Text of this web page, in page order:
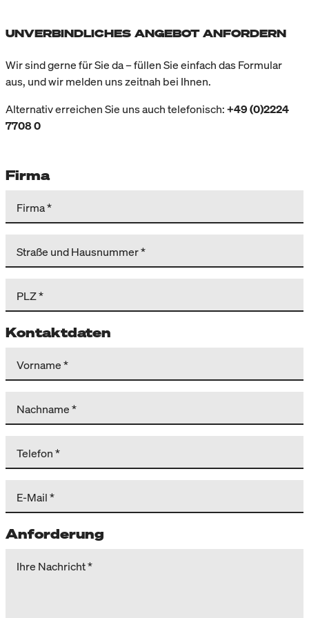
UNVERBINDLICHES ANGEBOT ANFORDERN
Wir sind gerne für Sie da – füllen Sie einfach das Formular
aus, und wir melden uns zeitnah bei Ihnen.
Alternativ erreichen Sie uns auch telefonisch:+49 (0)2224
7708 0
Firma
Firma
Straße und Hausnummer
PLZ
Kontaktdaten
Vorname
Nachname
Telefon
E-Mail
Anforderung
Ihre Nachricht